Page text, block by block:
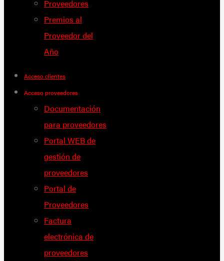
Proveedores
Premios al
Proveedor del
Año
Acceso clientes
Acceso proveedores
Documentación
para proveedores
Portal WEB de
gestión de
proveedores
Portal de
Proveedores
Factura
electrónica de
proveedores